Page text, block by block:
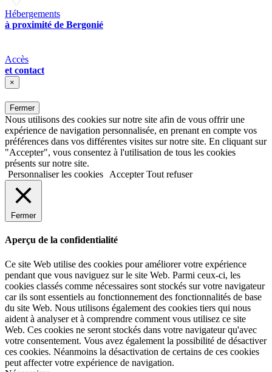
Hébergements
à proximité de Bergonié
Accès
et contact
×
Fermer
Nous utilisons des cookies sur notre site afin de vous offrir une
expérience de navigation personnalisée, en prenant en compte vos
préférences dans vos différentes visites sur notre site. En cliquant sur
"Accepter", vous consentez à l'utilisation de tous les cookies
présents sur notre site.
Personnaliser les cookies
Accepter Tout refuser
Fermer
Aperçu de la confidentialité
Ce site Web utilise des cookies pour améliorer votre expérience
pendant que vous naviguez sur le site Web. Parmi ceux-ci, les
cookies classés comme nécessaires sont stockés sur votre navigateur
car ils sont essentiels au fonctionnement des fonctionnalités de base
du site Web. Nous utilisons également des cookies tiers qui nous
aident à analyser et à comprendre comment vous utilisez ce site
Web. Ces cookies ne seront stockés dans votre navigateur qu'avec
votre consentement. Vous avez également la possibilité de désactiver
ces cookies. Néanmoins la désactivation de certains de ces cookies
peut affecter votre expérience de navigation.